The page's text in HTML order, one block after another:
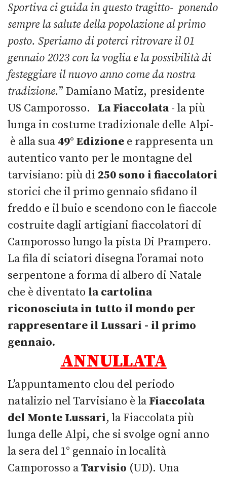
Sportiva ci guida in questo tragitto- ponendo
sempre la salute della popolazione al primo
posto. Speriamo di poterci ritrovare il 01
gennaio 2023 con la voglia e la possibilità di
festeggiare il nuovo anno come da nostra
tradizione.” Damiano Matiz, presidente
US Camporosso. La Fiaccolata- la più
lunga in costume tradizionale delle Alpi-
è alla sua 49° Edizione e rappresenta un
autentico vanto per le montagne del
tarvisiano: più di 250 sono i fiaccolatori
storici che il primo gennaio sfidano il
freddo e il buio e scendono con le fiaccole
costruite dagli artigiani fiaccolatori di
Camporosso lungo la pista Di Prampero.
La fila di sciatori disegna l’oramai noto
serpentone a forma di albero di Natale
che è diventato la cartolina
riconosciuta in tutto il mondo per
rappresentare il Lussari - il primo
gennaio.
ANNULLATA
L’appuntamento clou del periodo
natalizio nel Tarvisiano è la Fiaccolata
del Monte Lussari, la Fiaccolata più
lunga delle Alpi, che si svolge ogni anno
la sera del 1° gennaio in località
Camporosso aTarvisio (UD). Una